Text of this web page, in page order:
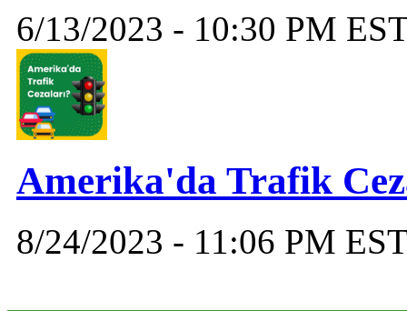
6/13/2023 - 10:30 PM
Amerika'da Trafik
8/24/2023 - 11:06 PM